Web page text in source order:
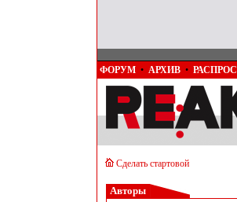
ФОРУМ • АРХИВ •
Сделать стартовой
Авторы